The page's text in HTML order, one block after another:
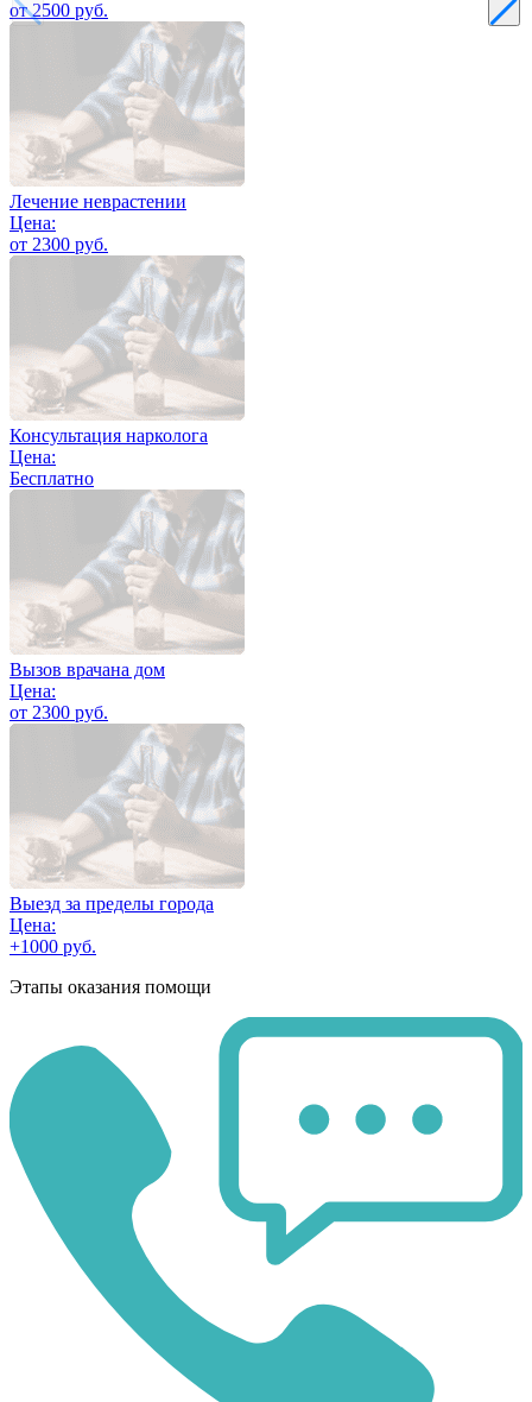
от 2500 руб.
Лечение неврастении
Цена:
от 2300 руб.
Консультация нарколога
Цена:
Бесплатно
Вызов врачана дом
Цена:
от 2300 руб.
Выезд за пределы города
Цена:
+1000 руб.
Этапы оказания помощи